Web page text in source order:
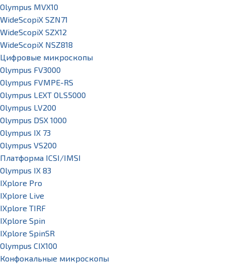
Olympus MVX10
WideScopiX SZN71
WideScopiX SZX12
WideScopiX NSZ818
Цифровые микроскопы
Olympus FV3000
Olympus FVMPE-RS
Olympus LEXT OLS5000
Olympus LV200
Olympus DSX 1000
Olympus IX 73
Olympus VS200
Платформа ICSI/IMSI
Olympus IX 83
IXplore Pro
IXplore Live
IXplore TIRF
IXplore Spin
IXplore SpinSR
Olympus CIX100
Конфокальные микроскопы